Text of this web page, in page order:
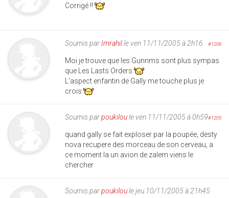
Corrigé !!
Soumis par Imrahille ven 11/11/2005 à 2h16 #1206
Moi je trouve que les Gunnms sont plus sympas
que Les Lasts Orders
L'aspect enfantin de Gally me touche plus je
crois
Soumis parpoukiloule ven 11/11/2005 à 0h59#1205
quand gally se fait exploser par la poupée, desty
nova recupere des morceau de son cerveau, a
ce moment la un avion de zalem viens le
chercher
Soumis parpoukiloule jeu 10/11/2005 à 21h45